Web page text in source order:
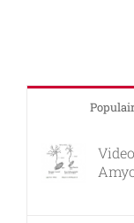
Populair